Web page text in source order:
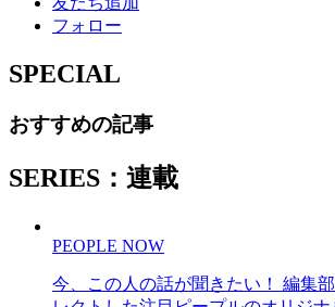
フォロー
SPECIAL
おすすめの記事
SERIES：連載
PEOPLE NOW
今、この人の話が聞きたい！ 編集